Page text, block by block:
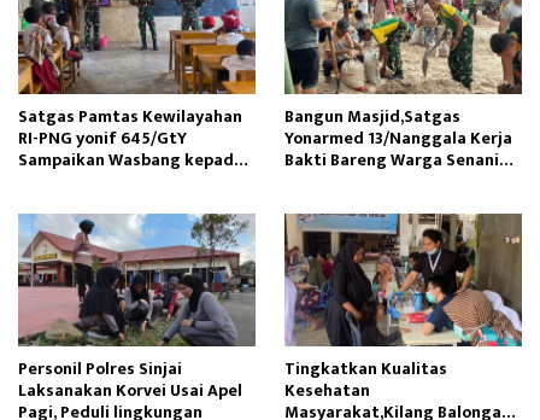
Satgas Pamtas Kewilayahan
RI-PNG yonif 645/GtY
Sampaikan Wasbang kepada
Bangun Masjid,Satgas
Yonarmed 13/Nanggala Kerja
Bakti Bareng Warga Senaning
Personil Polres Sinjai
Laksanakan Korvei Usai Apel
Pagi, Peduli lingkungan
Tingkatkan Kualitas
Kesehatan
Masyarakat,Kilang Balongan